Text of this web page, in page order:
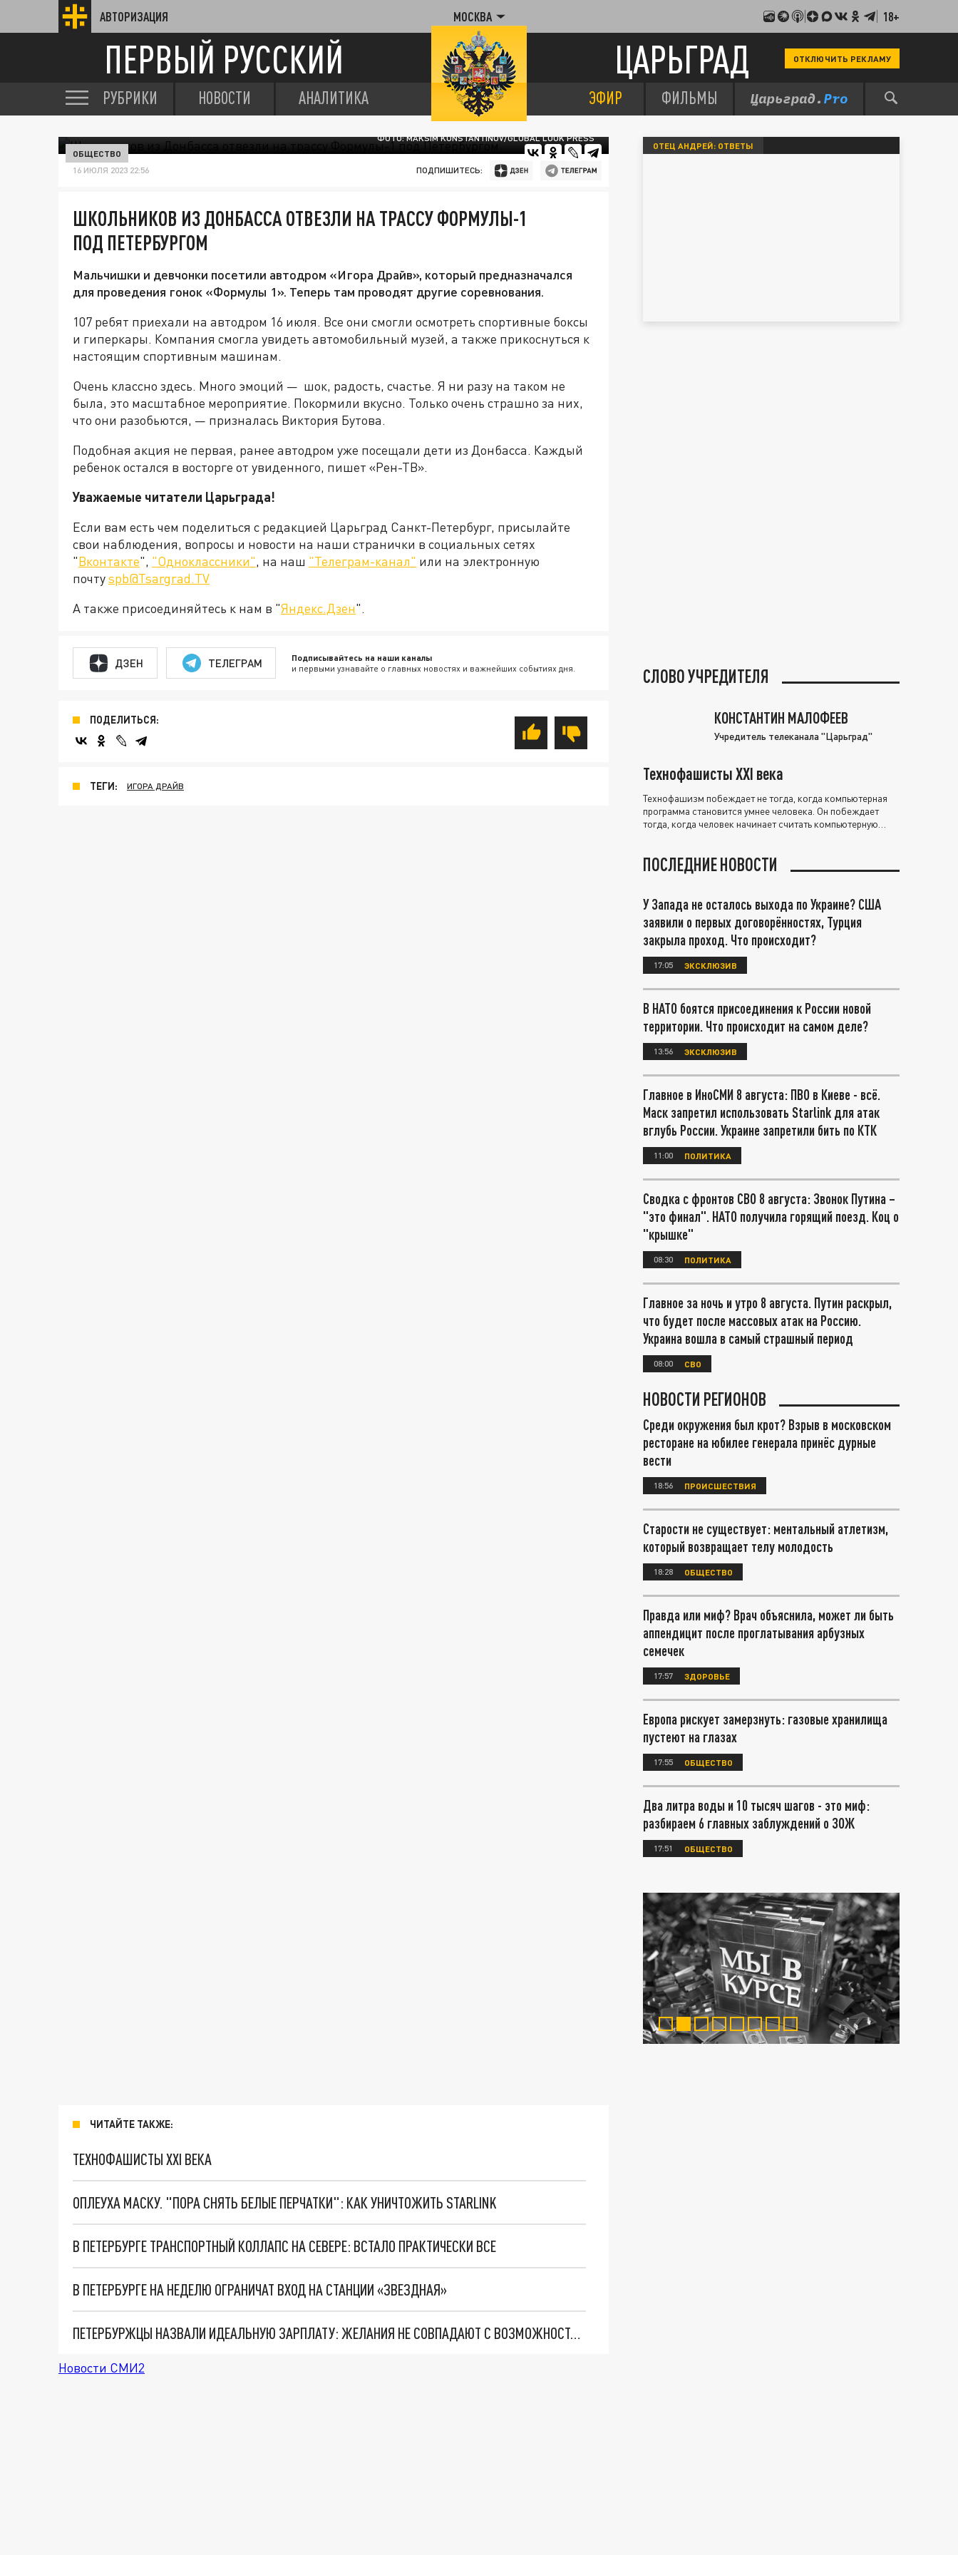
АВТОРИЗАЦИЯ МОСКВА 18+
ПЕРВЫЙ РУССКИЙ ЦАРЬГРАД ОТКЛЮЧИТЬ РЕКЛАМУ
РУБРИКИ НОВОСТИ АНАЛИТИКА ЭФИР ФИЛЬМЫ
ФОТО: MAKSIM KONSTANTINOV/GLOBAL LOOK PRESS
ОБЩЕСТВО
16 ИЮЛЯ 2023 22:56 ПОДПИШИТЕСЬ:
ШКОЛЬНИКОВ ИЗ ДОНБАССА ОТВЕЗЛИ НА ТРАССУ ФОРМУЛЫ-1
ПОД ПЕТЕРБУРГОМ
Мальчишки и девчонки посетили автодром «Игора Драйв», который предназначался
для проведения гонок «Формулы 1». Теперь там проводят другие соревнования.
107 ребят приехали на автодром 16 июля. Все они смогли осмотреть спортивные боксы
и гиперкары. Компания смогла увидеть автомобильный музей, а также прикоснуться к
настоящим спортивным машинам.
Очень классно здесь. Много эмоций — шок, радость, счастье. Я ни разу на таком не
была, это масштабное мероприятие. Покормили вкусно. Только очень страшно за них,
что они разобьются, — призналась Виктория Бутова.
Подобная акция не первая, ранее автодром уже посещали дети из Донбасса. Каждый
ребенок остался в восторге от увиденного, пишет «Рен-ТВ».
Уважаемые читатели Царьграда!
Если вам есть чем поделиться с редакцией Царьград Санкт-Петербург, присылайте
свои наблюдения, вопросы и новости на наши странички в социальных сетях
"Вконтакте", "Одноклассники", на наш "Телеграм-канал" или на электронную
почтуspb@Tsargrad.TV
А также присоединяйтесь к нам в "Яндекс.Дзен".
ДЗЕН ТЕЛЕГРАМ Подписывайтесь на наши каналы
и первыми узнавайте о главных новостях и важнейших событиях дня.
ПОДЕЛИТЬСЯ:
ТЕГИ: ИГОРА ДРАЙВ
ЧИТАЙТЕ ТАКЖЕ:
ТЕХНОФАШИСТЫ XXI ВЕКА
ОПЛЕУХА МАСКУ. "ПОРА СНЯТЬ БЕЛЫЕ ПЕРЧАТКИ": КАК УНИЧТОЖИТЬ STARLINK
В ПЕТЕРБУРГЕ ТРАНСПОРТНЫЙ КОЛЛАПС НА СЕВЕРЕ: ВСТАЛО ПРАКТИЧЕСКИ ВСЕ
В ПЕТЕРБУРГЕ НА НЕДЕЛЮ ОГРАНИЧАТ ВХОД НА СТАНЦИИ «ЗВЕЗДНАЯ»
ПЕТЕРБУРЖЦЫ НАЗВАЛИ ИДЕАЛЬНУЮ ЗАРПЛАТУ: ЖЕЛАНИЯ НЕ СОВПАДАЮТ С ВОЗМОЖНОСТЯМИ
Новости СМИ2
ОТЕЦ АНДРЕЙ: ОТВЕТЫ
СЛОВО УЧРЕДИТЕЛЯ
КОНСТАНТИН МАЛОФЕЕВ
Учредитель телеканала "Царьград"
Технофашисты XXI века
Технофашизм побеждает не тогда, когда компьютерная
программа становится умнее человека. Он побеждает
тогда, когда человек начинает считать компьютерную
ПОСЛЕДНИЕ НОВОСТИ
У Запада не осталось выхода по Украине? США
заявили о первых договорённостях, Турция
закрыла проход. Что происходит?
17:05 ЭКСКЛЮЗИВ
В НАТО боятся присоединения к России новой
территории. Что происходит на самом деле?
13:56 ЭКСКЛЮЗИВ
Главное в ИноСМИ 8 августа: ПВО в Киеве - всё.
Маск запретил использовать Starlink для атак
вглубь России. Украине запретили бить по КТК
11:00 ПОЛИТИКА
Сводка с фронтов СВО 8 августа: Звонок Путина –
"это финал". НАТО получила горящий поезд. Коц о
"крышке"
08:30 ПОЛИТИКА
Главное за ночь и утро 8 августа. Путин раскрыл,
что будет после массовых атак на Россию.
Украина вошла в самый страшный период
08:00 СВО
НОВОСТИ РЕГИОНОВ
Среди окружения был крот? Взрыв в московском
ресторане на юбилее генерала принёс дурные
вести
18:56 ПРОИСШЕСТВИЯ
Старости не существует: ментальный атлетизм,
который возвращает телу молодость
18:28 ОБЩЕСТВО
Правда или миф? Врач объяснила, может ли быть
аппендицит после проглатывания арбузных
семечек
17:57 ЗДОРОВЬЕ
Европа рискует замерзнуть: газовые хранилища
пустеют на глазах
17:55 ОБЩЕСТВО
Два литра воды и 10 тысяч шагов - это миф:
разбираем 6 главных заблуждений о ЗОЖ
17:51 ОБЩЕСТВО